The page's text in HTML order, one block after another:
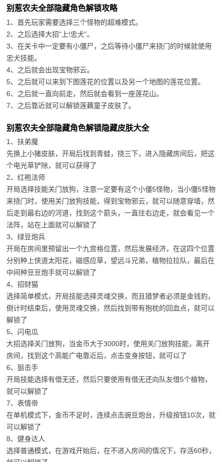
别惹农夫全部隐藏角色解锁攻略
1、首先玩家需要选择三个怪物的超难模式。
2、之后选择大招“上!忠犬”。
3、在关卡中一定要有小僵尸，之后等待小僵尸来挠门的时候就使用
忠犬技能。
4、之后就会出现宝物邪云。
5、之后就可以来到下图莲花的位置以及另一个地图的莲花位置。
6、之后就一直向前走，然后就会看到一座莲花山。
7、之后靠近就可以解锁莲藕童子皮肤了。
别惹农夫全部隐藏角色解锁隐藏皮肤大全
1、扶弟魔
先换上小猪皮肤，开局后找到青蛙，挠三下，进入隐藏房间后，把这
个电光草铲除，就可以获得了
2、红袍法师
开局选择技能关门放狗，注意一定要有这个小僵5怪物，当小僵5怪物
来挠门时，使用关门放狗技能，得到宝物邪云，就可以随意穿墙，然
后走到最右边的河道，找到这个箭头，一直往右边走，就会看见一个
法阵，站在上面就可以解锁了
3、绿豆炮兵
开局在房间里预留出一个九宫格位置，然后发展经济，在这四个位置
分别种上侠道太阳花，磁感应草，望远斗兄弟，植物拉拉队，最后在
中间种豆豆炮手就可以解锁了
4、招财猫
选择简单模式，开局技能选择灵魂交换，而且猎梦者必须是金钱豹，
倒计时结束后，使用灵魂交换，然后找到带有抱枕的回血点，就可以
解锁了
5、闪电瓜
大招选择关门放狗，当金币大于3000时，使用关门放狗技能，离开
房间，找到这个高能广电靠近后，点击变身按钮，就可以了
6、狙击手
开局技能选择有借无还，然后只要使用有借无还向队友借5个植物，
就可以解锁了
7、表情帝
在单机模式下，金币不足时，连续点击豌豆炮台，升级按钮10次，就
可以解锁了
8、健身达人
选择普通模式，在游戏开始后，在不进入房间的情况下，存活60秒，